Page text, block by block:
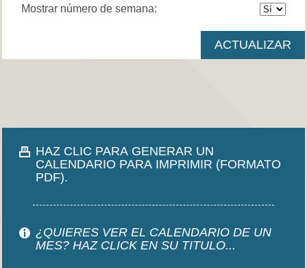
Mostrar número de semana:
HAZ CLIC PARA GENERAR UN
CALENDARIO PARA IMPRIMIR (FORMATO
PDF).
¿QUIERES VER EL CALENDARIO DE UN
MES? HAZ CLICK EN SU TITULO...